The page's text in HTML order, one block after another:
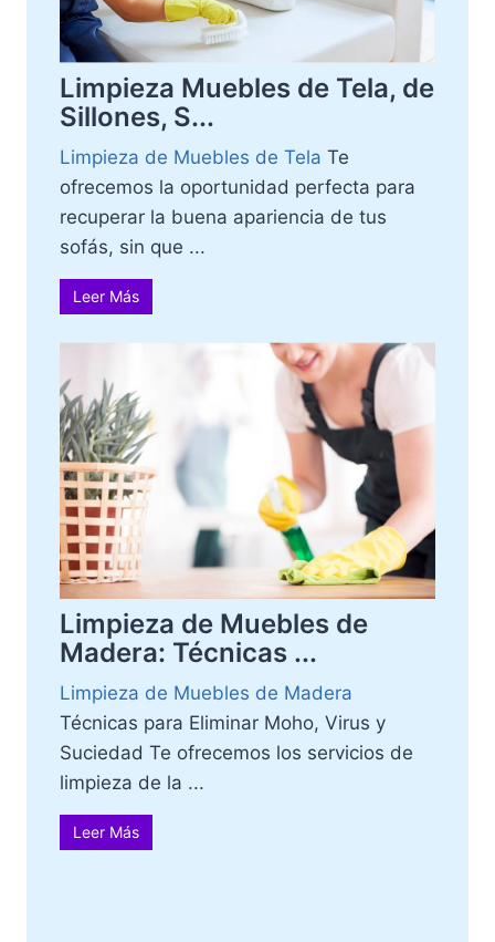
Limpieza Muebles de Tela, de
Sillones, S...
Limpieza de Muebles de Tela Te
ofrecemos la oportunidad perfecta para
recuperar la buena apariencia de tus
sofás, sin que ...
Leer Más
Limpieza de Muebles de
Madera: Técnicas ...
Limpieza de Muebles de Madera
Técnicas para Eliminar Moho, Virus y
Suciedad Te ofrecemos los servicios de
limpieza de la ...
Leer Más